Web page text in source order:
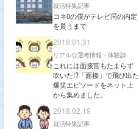
就活特集記事
コネ0の僕がテレビ局の内定
を貰うまで
2018.01.31
リアルな選考情報・体験談
これには面接官もたまらず
吹いた!?「面接」で飛び出た
爆笑エピソードをネット上
から集めました。
2018.02.19
就活特集記事